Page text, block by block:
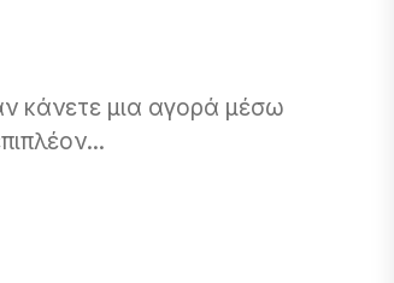
κάνετε μια αγορά μέσω